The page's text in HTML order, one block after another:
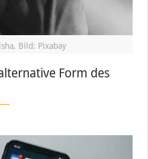
Bild: Pixabay
Form des